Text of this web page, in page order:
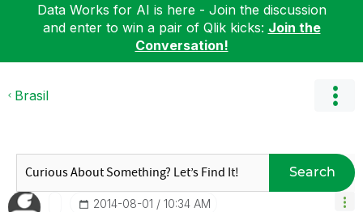
Data Works for AI is here - Join the discussion
and enter to win a pair of Qlik kicks: Join the
Conversation!
Brasil
Search
‎2014-08-01 10:34 AM